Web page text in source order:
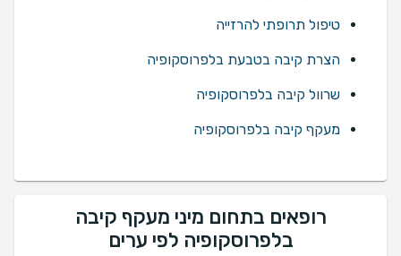
טיפול תרופתי להרזייה
הצרת קיבה בטבעת בלפרוסקופיה
שרוול קיבה בלפרוסקופיה
מעקף קיבה בלפרוסקופיה
רופאים בתחום מיני מעקף קיבה
בלפרוסקופיה לפי ערים